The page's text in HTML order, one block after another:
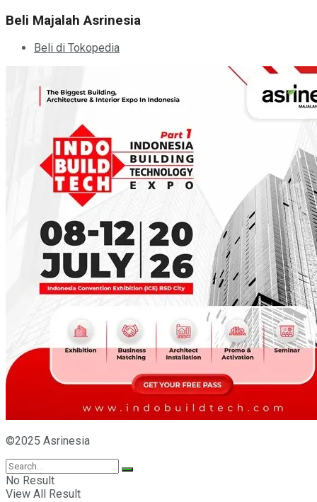
Beli Majalah Asrinesia
Beli di Tokopedia
©2025 Asrinesia
No Result
View All Result